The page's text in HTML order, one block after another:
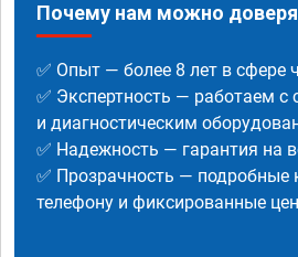
Почему нам можно
✅ Опыт — более 8 лет в сфере
✅ Экспертность — работаем
и диагностическим
✅ Надежность — гарантия на
✅ Прозрачность — подробные
телефону и фиксированные